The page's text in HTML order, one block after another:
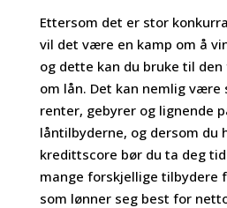
Ettersom det er stor
vil det være en kamp om å
og dette kan du bruke til
om lån. Det kan nemlig
renter, gebyrer og lignende
låntilbyderne, og dersom du
kredittscore bør du ta deg
mange forskjellige tilbydere
som lønner seg best for